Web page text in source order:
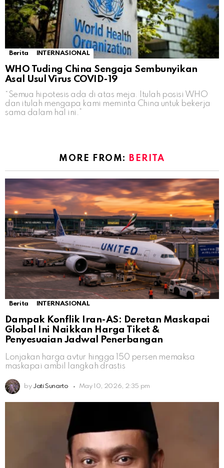
Berita INTERNASIONAL
WHO Tuding China Sengaja Sembunyikan
Asal Usul Virus COVID-19
“Semua hipotesis ada di atas meja. Itulah posisi WHO
dan itulah mengapa kami meminta China untuk bekerja
sama dalam hal ini.”
MORE FROM: BERITA
Berita INTERNASIONAL
Dampak Konflik Iran-AS: Deretan Maskapai
Global Ini Naikkan Harga Tiket &
Penyesuaian Jadwal Penerbangan
Lonjakan harga avtur hingga 150 persen memaksa
maskapai ambil langkah drastis
by Jati Sunarto May 10, 2026, 2:35 pm